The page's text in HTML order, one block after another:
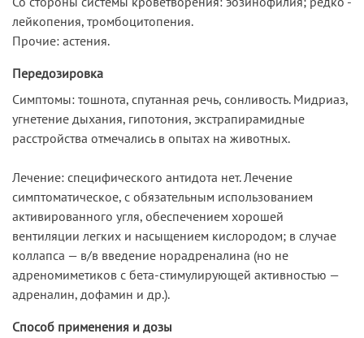
лейкопения, тромбоцитопения.
Прочие: астения.
Передозировка
Симптомы: тошнота, спутанная речь, сонливость. Мидриаз,
угнетение дыхания, гипотония, экстрапирамидные
расстройства отмечались в опытах на животных.
Лечение: специфического антидота нет. Лечение
симптоматическое, с обязательным использованием
активированного угля, обеспечением хорошей
вентиляции легких и насыщением кислородом; в случае
коллапса — в/в введение норадреналина (но не
адреномиметиков с бета-стимулирующей активностью —
адреналин, дофамин и др.).
Способ применения и дозы